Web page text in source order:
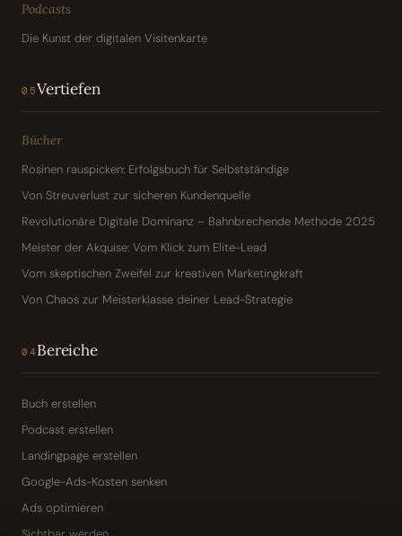
Podcasts
Die Kunst der digitalen Visitenkarte
05Vertiefen
Bücher
Rosinen rauspicken: Erfolgsbuch für Selbstständige
Von Streuverlust zur sicheren Kundenquelle
Revolutionäre Digitale Dominanz – Bahnbrechende Methode 2025
Meister der Akquise: Vom Klick zum Elite-Lead
Vom skeptischen Zweifel zur kreativen Marketingkraft
Von Chaos zur Meisterklasse deiner Lead-Strategie
04Bereiche
Buch erstellen
Podcast erstellen
Landingpage erstellen
Google-Ads-Kosten senken
Ads optimieren